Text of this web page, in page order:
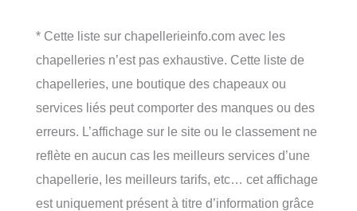
* Cette liste sur chapellerieinfo.com avec les
chapelleries n’est pas exhaustive. Cette liste de
chapelleries, une boutique des chapeaux ou
services liés peut comporter des manques ou des
erreurs. L’affichage sur le site ou le classement ne
reflète en aucun cas les meilleurs services d’une
chapellerie, les meilleurs tarifs, etc… cet affichage
est uniquement présent à titre d’information grâce